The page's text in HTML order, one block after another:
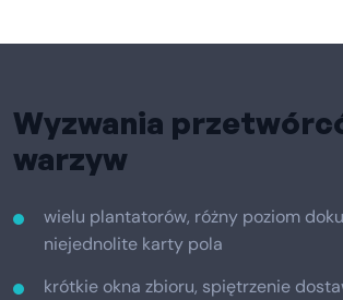
Wyzwania
warzyw
wielu plantatorów, różny poziom
niejednolite karty pola
krótkie okna zbioru, spiętrzenie